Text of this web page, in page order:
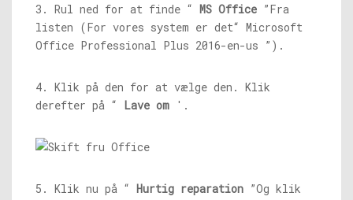
3. Rul ned for at finde “ MS Office ”Fra
listen (For vores system er det“ Microsoft
Office Professional Plus 2016-en-us ”).
4. Klik på den for at vælge den. Klik
derefter på “ Lave om '.
5. Klik nu på “ Hurtig reparation ”Og klik